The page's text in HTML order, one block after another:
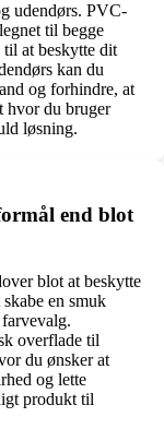
udendørs. PVC-
til begge
at beskytte dit
kan du
og forhindre, at
hvor du bruger
løsning.
end blot
blot at beskytte
en smuk
overflade til
du ønsker at
og lette
produkt til